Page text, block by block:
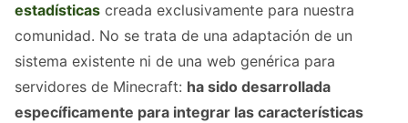
estadísticas creada exclusivamente para nuestra
comunidad. No se trata de una adaptación de un
sistema existente ni de una web genérica para
servidores de Minecraft: ha sido desarrollada
específicamente para integrar las características